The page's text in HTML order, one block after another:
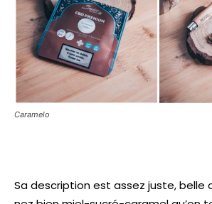
Caramelo
Sa description est assez juste, belle